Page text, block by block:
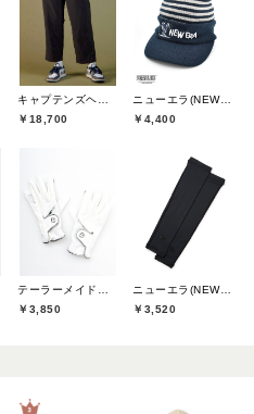
キャプテンズヘルムゴルフ(Captains Helm Golf)
￥18,700
ニューエラ(NEW ERA)
￥4,400
テーラーメイドゴルフ(TaylorMade Golf)
￥3,850
ニューエラ(NEW ERA)
￥3,520